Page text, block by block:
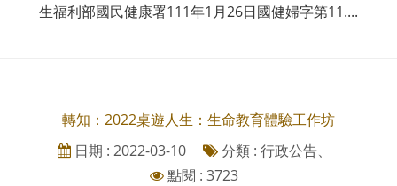
生福利部國民健康署111年1月26日國健婦字第11....
轉知：2022桌遊人生：生命教育體驗工作坊
日期 : 2022-03-10
分類 : 行政公告、
點閱 : 3723